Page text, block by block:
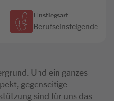
Einstiegsart
Berufseinsteigende
Und ein ganzes
gegenseitige
sind für uns das